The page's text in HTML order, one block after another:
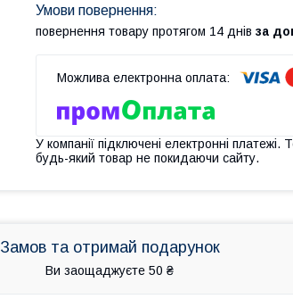
повернення товару протягом 14 днів за
У компанії підключені електронні платежі.
будь-який товар не покидаючи сайту.
Замов та отримай подарунок
Ви заощаджуєте 50 ₴